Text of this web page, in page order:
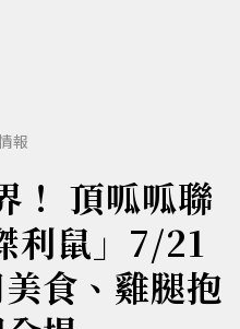
報
！ 頂呱呱聯
利鼠」7/21
食、雞腿抱